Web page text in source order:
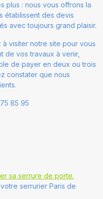
plus : nous vous offrons la
établissent des devis
avec toujours grand plaisir.
visiter notre site pour vous
de vos travaux à venir,
de payer en deux ou trois
constater que nous
85 95
sa serrure de porte.